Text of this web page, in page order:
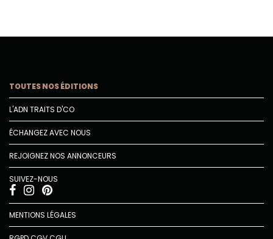
TOUTES NOS ÉDITIONS
L'ADN TRAITS D'CO
ÉCHANGEZ AVEC NOUS
REJOIGNEZ NOS ANNONCEURS
SUIVEZ-NOUS
MENTIONS LÉGALES